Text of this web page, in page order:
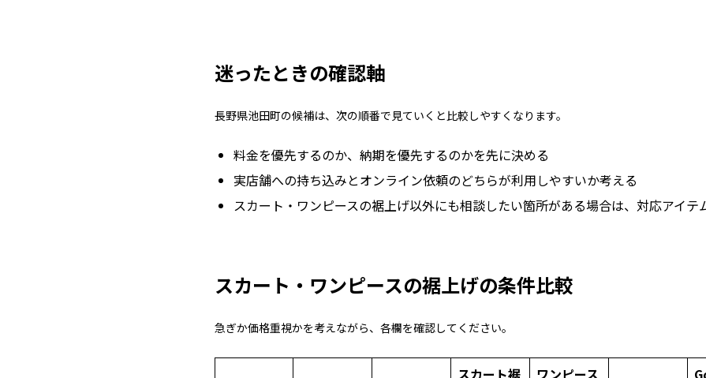
迷ったときの確認軸
長野県池田町の候補は、次の順番で見ていくと比較しやすくなります。
料金を優先するのか、納期を優先するのかを先に決める
実店舗への持ち込みとオンライン依頼のどちらが利用しやすいか考える
スカート・ワンピースの裾上げ以外にも相談したい箇所がある場合は、対応アイテ
スカート・ワンピースの裾上げの条件比較
急ぎか価格重視かを考えながら、各欄を確認してください。
スカート裾 ワンピース